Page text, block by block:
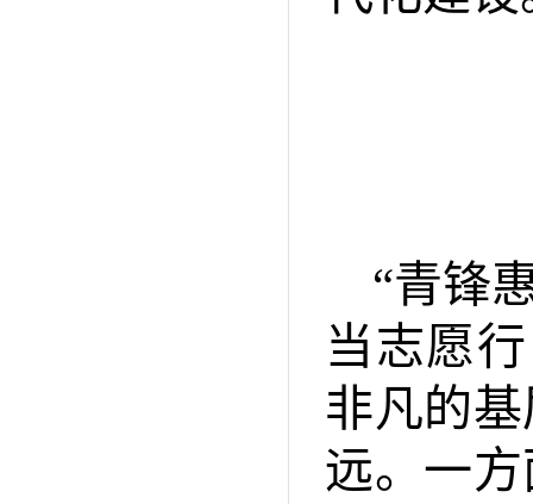
“青锋
当志愿
非凡的
远。一